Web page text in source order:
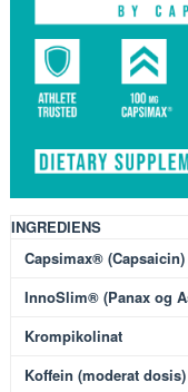
INGREDIENS
Capsimax® (Capsaicin)
InnoSlim® (Panax og
Krompikolinat
Koffein (moderat dosis)